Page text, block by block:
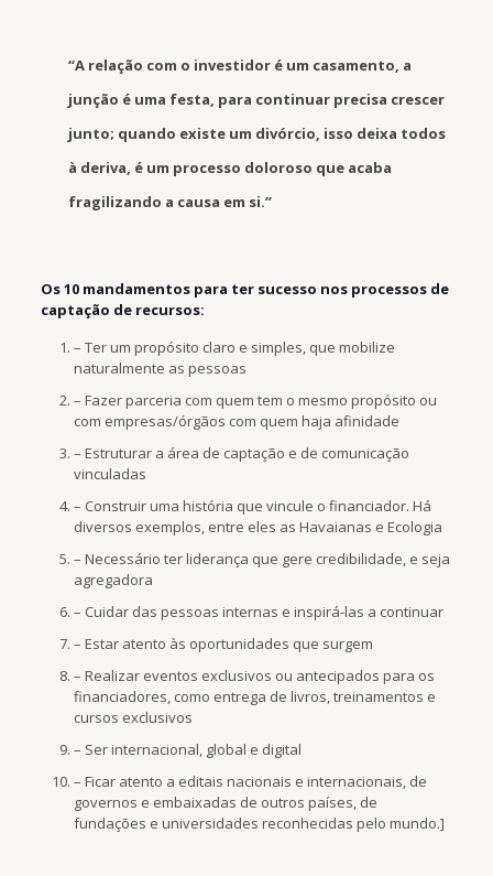
“A relação com o investidor é um casamento, a
junção é uma festa, para continuar precisa crescer
junto; quando existe um divórcio, isso deixa todos
à deriva, é um processo doloroso que acaba
fragilizando a causa em si.”
Os 10 mandamentos para ter sucesso nos processos de
captação de recursos:
– Ter um propósito claro e simples, que mobilize
naturalmente as pessoas
– Fazer parceria com quem tem o mesmo propósito ou
com empresas/órgãos com quem haja afinidade
– Estruturar a área de captação e de comunicação
vinculadas
– Construir uma história que vincule o financiador. Há
diversos exemplos, entre eles as Havaianas e Ecologia
– Necessário ter liderança que gere credibilidade, e seja
agregadora
– Cuidar das pessoas internas e inspirá-las a continuar
– Estar atento às oportunidades que surgem
– Realizar eventos exclusivos ou antecipados para os
financiadores, como entrega de livros, treinamentos e
cursos exclusivos
– Ser internacional, global e digital
– Ficar atento a editais nacionais e internacionais, de
governos e embaixadas de outros países, de
fundações e universidades reconhecidas pelo mundo.]